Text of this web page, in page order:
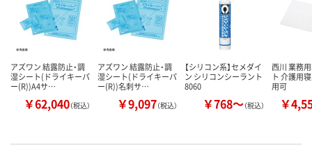
アズワン 結露防止・調
湿シート(ドライキーパ
ー(R))A4サ…
￥62,040（税込）
アズワン 結露防止・調
湿シート(ドライキーパ
ー(R))名刺サ…
￥9,097（税込）
【シリコン系】セメダイ
ン シリコンシーラント
8060
￥768～（税込）
西川 業務
ト 介護用
用可
￥